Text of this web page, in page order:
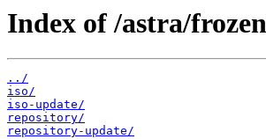
Index of /astra/
../
iso/
iso-update/
repository/
repository-update/